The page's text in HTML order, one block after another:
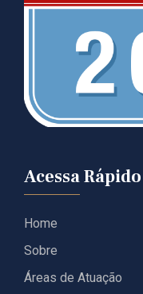
Acessa Rápido
Home
Sobre
Áreas de Atuação